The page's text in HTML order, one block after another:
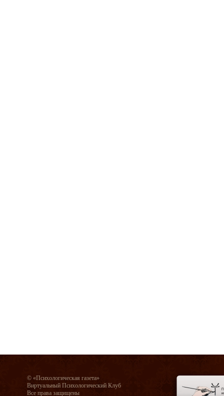
© «Психологическая газета»
Виртуальный Психологический Клуб
Все права защищены